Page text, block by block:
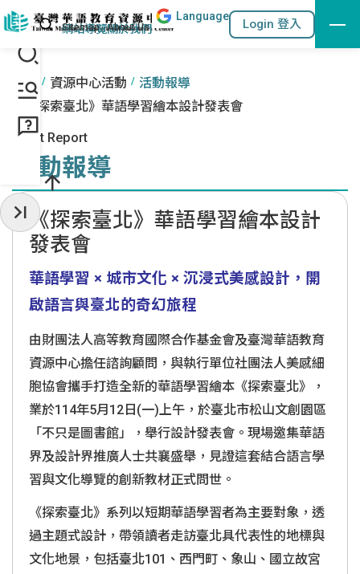
跳到主要內容區塊
::: 站內搜尋
網站導覽關於我們
Language
Login 登入
:::
首頁 資源中心活動
活動報導
《探索臺北》華語學習繪本設計發表會
Event Report
活動報導
《探索臺北》華語學習繪本設計
發表會
華語學習 × 城市文化 × 沉浸式美感設計，開
啟語言與臺北的奇幻旅程
由財團法人高等教育國際合作基金會及臺灣華語教育
資源中心擔任諮詢顧問，與執行單位社團法人美感細
胞協會攜手打造全新的華語學習繪本《探索臺北》，
業於114年5月12日(一)上午，於臺北市松山文創園區
「不只是圖書館」， 舉行設計發表會。現場邀集華語
界及設計界推廣人士共襄盛舉，見證這套結合語言學
習與文化導覽的創新教材正式問世。
《探索臺北》系列以短期華語學習者為主要對象，透
過主題式設計，帶領讀者走訪臺北具代表性的地標與
文化地景，包括臺北101、西門町、象山、國立故宮
收起常用服務